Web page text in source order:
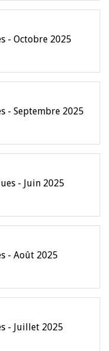
- Octobre 2025
- Septembre 2025
- Juin 2025
- Août 2025
- Juillet 2025